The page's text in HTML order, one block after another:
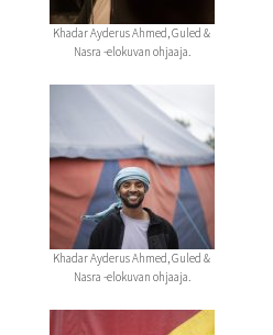
Khadar Ayderus Ahmed, Guled &
Nasra -elokuvan ohjaaja.
Khadar Ayderus Ahmed, Guled &
Nasra -elokuvan ohjaaja.